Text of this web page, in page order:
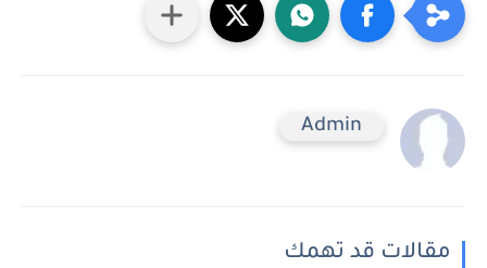
Admin
مقالات قد تهمك